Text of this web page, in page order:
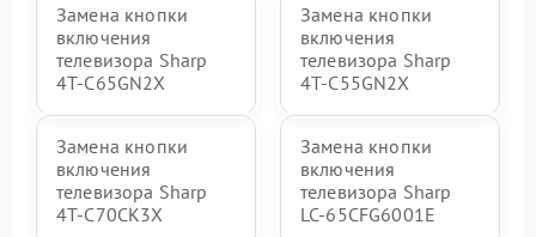
Замена кнопки
включения
телевизора Sharp
4T-C65GN2X
Замена кнопки
включения
телевизора Sharp
4T-C55GN2X
Замена кнопки
включения
телевизора Sharp
4T-C70CK3X
Замена кнопки
включения
телевизора Sharp
LC-65CFG6001E